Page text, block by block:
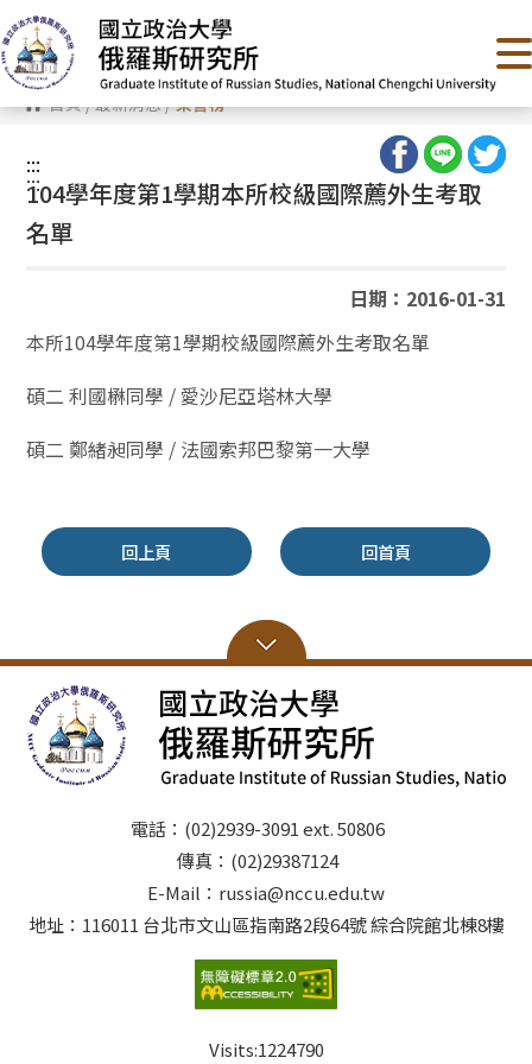
跳
到
主
要
內
容 首頁/最新消息/榮譽榜
:::
:::
104學年度第1學期本所校級國際薦外生考取
名單
日期：2016-01-31
本所104學年度第1學期校級國際薦外生考取名單
碩二 利國楙同學 / 愛沙尼亞塔林大學
碩二 鄭緒昶同學 / 法國索邦巴黎第一大學
回上頁 回首頁
電話：(02)2939-3091 ext. 50806
傳真：(02)29387124
E-Mail：russia@nccu.edu.tw
地址：116011 台北市文山區指南路2段64號 綜合院館北棟8樓
Visits:1224790